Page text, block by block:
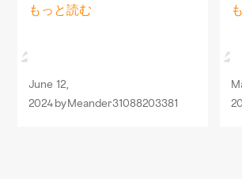
compartir con pareja o
vista del lugar
もっと読む
June 12,
2024byMeander31088203381